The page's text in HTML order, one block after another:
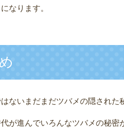
なります。
ないまだまだツバメの隠された
が進んでいろんなツバメの秘密